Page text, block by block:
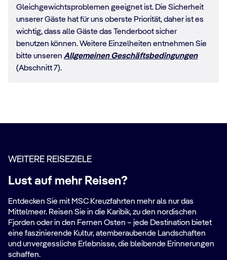
Gleichgewichtsproblemen geeignet ist. Die Sicherheit
unserer Gäste hat für uns oberste Priorität, daher ist es
wichtig, dass alle Gäste das Tenderboot sicher
benutzen können. Weitere Einzelheiten entnehmen Sie
bitte unseren Allgemeinen Geschäftsbedingungen
(Abschnitt 7).
WEITERE REISEZIELE
Lust auf mehr Reisen?
Entdecken Sie mit MSC Kreuzfahrten mehr als nur das
Mittelmeer. Reisen Sie in die Karibik, zu den nordischen
Fjorden oder in den Fernen Osten – jede Destination bietet
eine faszinierende Kultur, atemberaubende Landschaften
und unvergessliche Erlebnisse, die bleibende Erinnerungen
schaffen.